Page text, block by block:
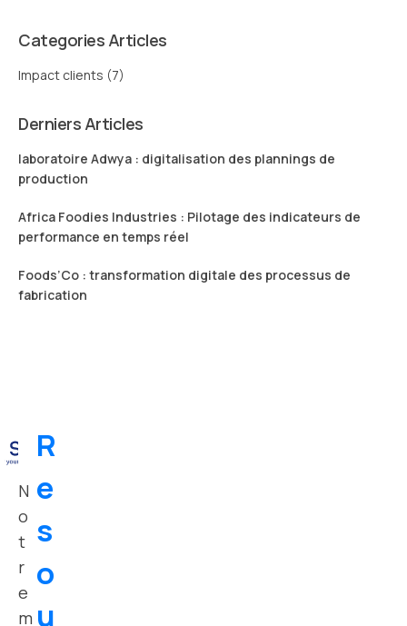
Categories Articles
Impact clients (7)
Derniers Articles
laboratoire Adwya : digitalisation des plannings de
production
Africa Foodies Industries : Pilotage des indicateurs de
performance en temps réel
Foods’Co : transformation digitale des processus de
fabrication
N
o
t
r
e
m
R
e
s
o
u